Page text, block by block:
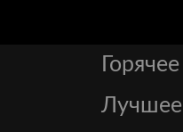
Горячее
Лучшее